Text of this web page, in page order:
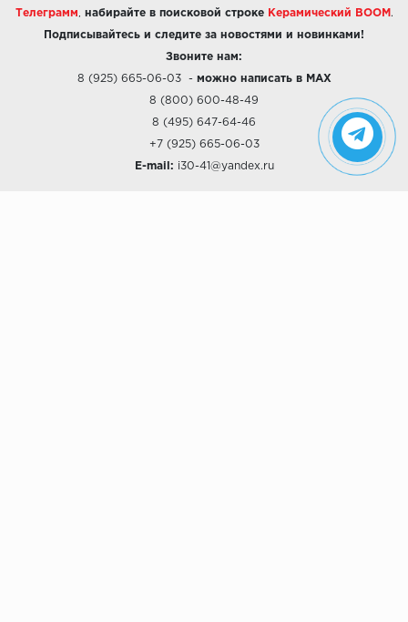
Телеграмм набирайте в поисковой строке Керамический BOOM .
Подписывайтесь и следите за новостями и новинками!
Звоните нам:
8 (925) 665-06-03- можно написать в MAX
8 (800) 600-48-49
8 (495) 647-64-46
+7 (925) 665-06-03
E-mail: i30-41@yandex.ru